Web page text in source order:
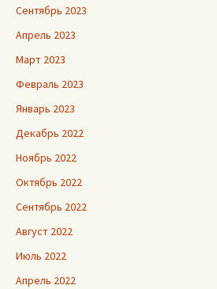
Сентябрь 2023
Апрель 2023
Март 2023
Февраль 2023
Январь 2023
Декабрь 2022
Ноябрь 2022
Октябрь 2022
Сентябрь 2022
Август 2022
Июль 2022
Апрель 2022